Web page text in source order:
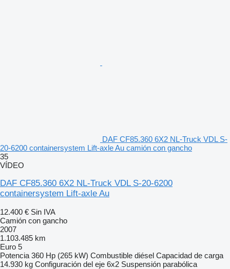
DAF CF85.360 6X2 NL-Truck VDL S-
20-6200 containersystem Lift-axle Au camión con gancho
35
VÍDEO
DAF CF85.360 6X2 NL-Truck VDL S-20-6200
containersystem Lift-axle Au
12.400 € Sin IVA
Camión con gancho
2007
1.103.485 km
Euro 5
Potencia 360 Hp (265 kW) Combustible diésel Capacidad de carga
14.930 kg Configuración del eje 6x2 Suspensión parabólica